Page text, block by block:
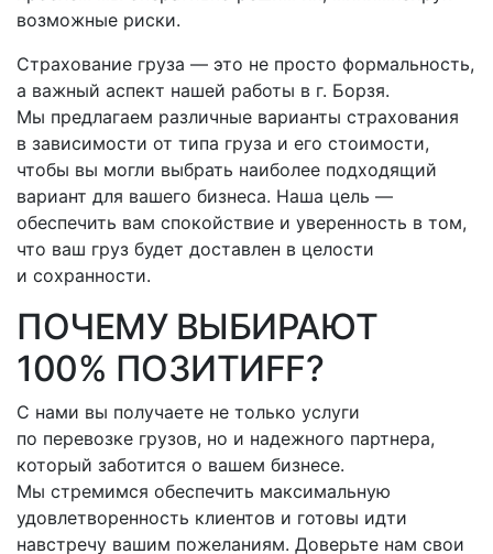
возможные риски.
Страхование груза — это не просто формальность,
а важный аспект нашей работы в г. Борзя.
Мы предлагаем различные варианты страхования
в зависимости от типа груза и его стоимости,
чтобы вы могли выбрать наиболее подходящий
вариант для вашего бизнеса. Наша цель —
обеспечить вам спокойствие и уверенность в том,
что ваш груз будет доставлен в целости
и сохранности.
ПОЧЕМУ ВЫБИРАЮТ
100% ПОЗИТИFF?
С нами вы получаете не только услуги
по перевозке грузов, но и надежного партнера,
который заботится о вашем бизнесе.
Мы стремимся обеспечить максимальную
удовлетворенность клиентов и готовы идти
навстречу вашим пожеланиям. Доверьте нам свои